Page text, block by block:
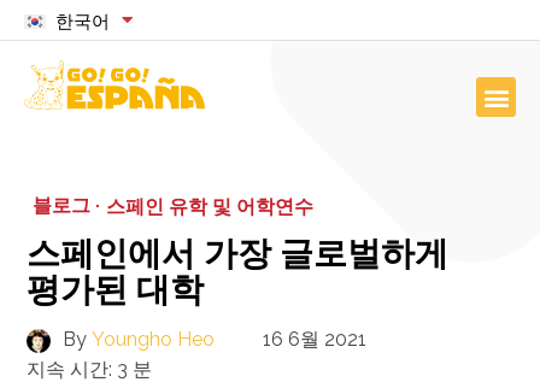
한국어
블로그 · 스페인 유학 및 어학연수
스페인에서 가장 글로벌하게
평가된 대학
By Youngho Heo
16 6월 2021
지속 시간: 3 분